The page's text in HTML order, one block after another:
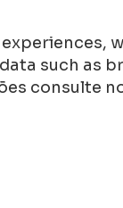
such as
consulte